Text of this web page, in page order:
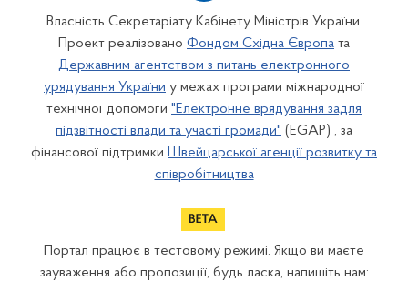
Власність Секретаріату Кабінету Міністрів України.
Проект реалізовано Фондом Східна Європа та
Державним агентством з питань електронного
урядування України у межах програми міжнародної
технічної допомоги "Електронне врядування задля
підзвітності влади та участі громади" (EGAP) , за
фінансової підтримки Швейцарської агенції розвитку та
співробітництва
Портал працює в тестовому режимі. Якщо ви маєте
зауваження або пропозиції, будь ласка, напишіть нам: